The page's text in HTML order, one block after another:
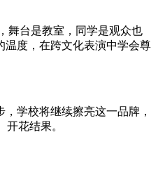
舞台是教室，同学是观众也
温度，在跨文化表演中学会尊
学校将继续擦亮这一品牌，
花结果。